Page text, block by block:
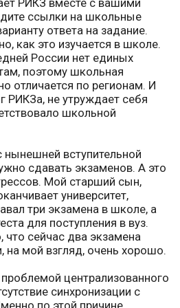
ссылки на школьные
ответа на задание.
как это изучается в школе.
России нет единых
поэтому школьная
отличается по регионам. И
РИКЗа, не утруждает себя
школьной
вступительной
сдавать экзаменов. А это
Мой старший сын,
университет,
три экзамена в школе, а
для поступления в вуз.
что сейчас два экзамена
на мой взгляд, очень хорошо.
централизованного
синхронизации с
по этой причине